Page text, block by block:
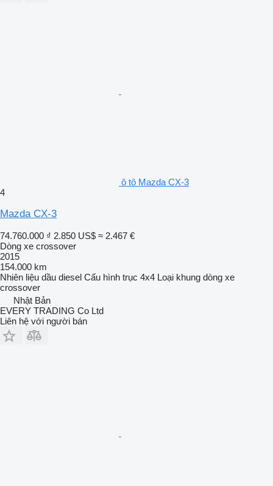
ô tô Mazda CX-3
4
Mazda CX-3
74.760.000 ₫ 2.850 US$ ≈ 2.467 €
Dòng xe crossover
2015
154.000 km
Nhiên liệu dầu diesel Cấu hình trục 4x4 Loại khung dòng xe
crossover
Nhật Bản
EVERY TRADING Co Ltd
Liên hệ với người bán